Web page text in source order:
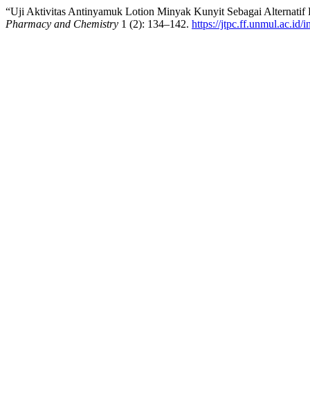
“Uji Aktivitas Antinyamuk Lotion Minyak Kunyit Sebagai Alternatif
Pharmacy and Chemistry 1 (2): 134–142. https://jtpc.ff.unmul.ac.id/